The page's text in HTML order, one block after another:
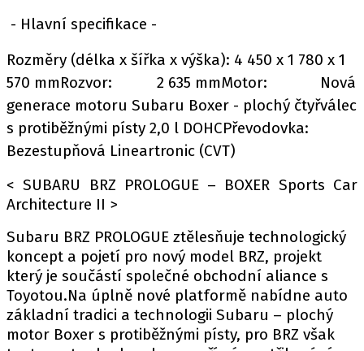
Provozovatelem serveru autoroad.cz je
INCORP MEDIA GROUP s.r.o., IČ: 118 23 054
- Hlavní specifikace -
Rozměry (délka x šířka x výška): 4 450 x 1 780 x 1
570 mmRozvor: 2 635 mmMotor: Nová
generace motoru Subaru Boxer - plochý čtyřválec
s protiběžnými písty 2,0 l DOHCPřevodovka:
Bezestupňová Lineartronic (CVT)
< SUBARU BRZ PROLOGUE – BOXER Sports Car
Architecture II >
Subaru BRZ PROLOGUE ztělesňuje technologický
koncept a pojetí pro nový model BRZ, projekt
který je součástí společné obchodní aliance s
Toyotou.Na úplně nové platformě nabídne auto
základní tradici a technologii Subaru – plochý
motor Boxer s protiběžnými písty, pro BRZ však